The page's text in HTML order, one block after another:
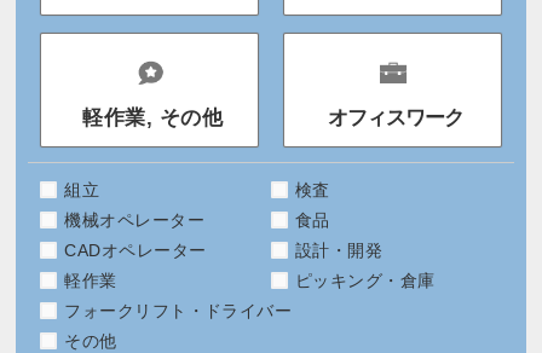
軽作業, その他 オフィスワーク
組立
検査
機械オペレーター
食品
CADオペレーター
設計・開発
軽作業
ピッキング・倉庫
フォークリフト・ドライバー
その他